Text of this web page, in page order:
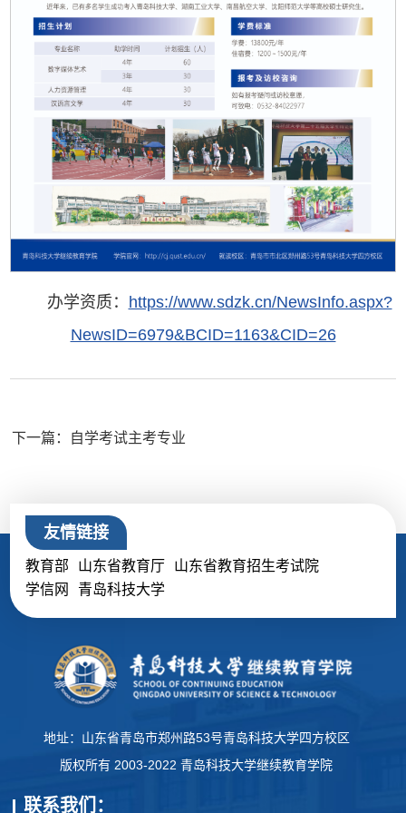
办学资质：
https://www.sdzk.cn/NewsInfo.aspx?
NewsID=6979&BCID=1163&CID=26
下一篇：自学考试主考专业
友情链接
教育部 山东省教育厅
山东省教育招生考试院
学信网
青岛科技大学
地址：山东省青岛市郑州路53号青岛科技大学四方校区
版权所有 2003-2022 青岛科技大学继续教育学院
联系我们：